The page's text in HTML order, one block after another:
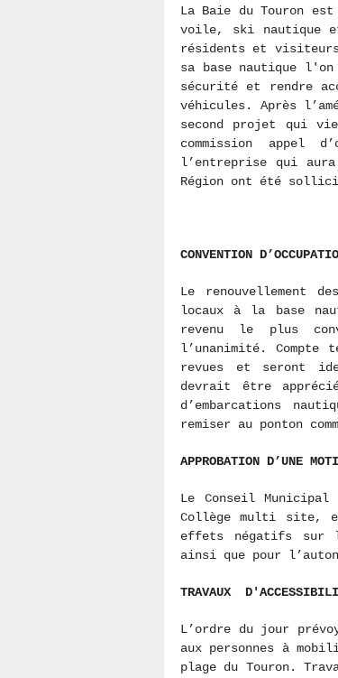
La Baie du Touron
voile, ski nautique
résidents et
sa base nautique l'on
sécurité et rendre
véhicules. Après
second projet qui
commission appel
l’entreprise qui
Région ont été
CONVENTION
Le renouvellement
locaux à la base
revenu le plus
l’unanimité.
revues et seront
devrait être
d’embarcations
remiser au ponton
APPROBATION D’UNE
Le Conseil
Collège multi site,
effets négatifs sur
ainsi que pour
TRAVAUX
L’ordre du jour
aux personnes à
plage du Touron.